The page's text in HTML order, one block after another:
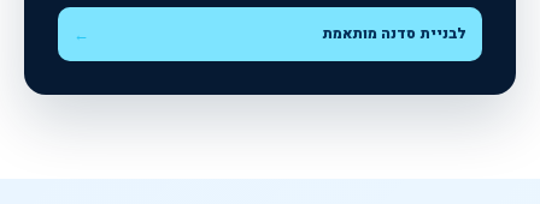
לבניית סדנה מותאמת ←